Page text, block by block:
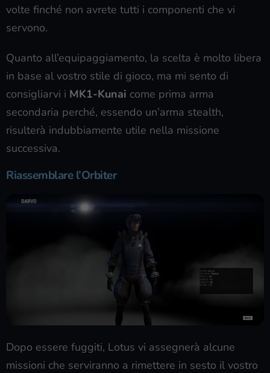
volte finché non avrete tutti i componenti che vi
servono.
Quanto all’equipaggiamento, la scelta è molto libera
in base al vostro stile di gioco, ma mi sento di
consigliarvi i MK1-Kunai come prima arma
secondaria perché, essendo un’arma stealth,
risulterà indubbiamente utile nella missione
successiva.
Riassemblare l’Orbiter
Dopo essere fuggiti, Lotus vi assegnerà alcune
missioni che serviranno a rimettere in sesto il vostro